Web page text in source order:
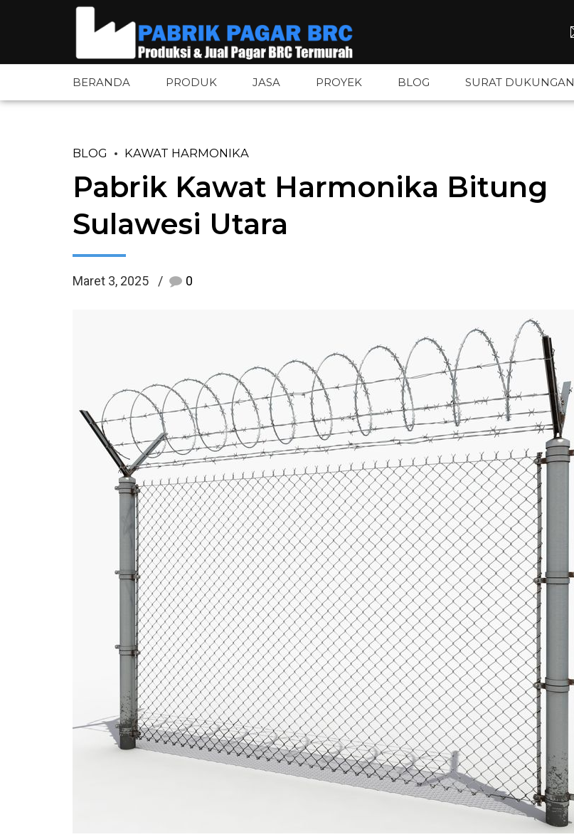
BERANDA PRODUK
Pagar BRC
Pagar BRC Bandara
Pagar Tower BTS
Pagar Harmonika Bandara
Tiang Pagar BRC
Aksesoris Pagar BRC
Tiang Hexagonal
Tiang Telkom
Tiang CCTV
JASA PROYEK BLOG SURAT DUKUNGAN
BLOG KAWAT HARMONIKA
Pabrik Kawat Harmonika Bitung
Sulawesi Utara
Maret 3, 2025 0